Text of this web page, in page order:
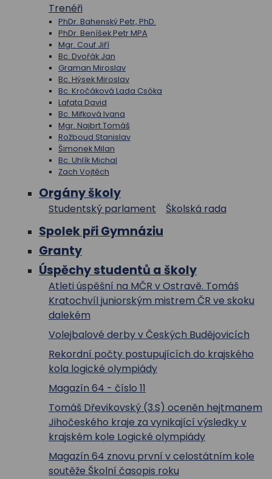
Trenéři
PhDr. Bahenský Petr, PhD.
PhDr. Beníšek Petr MPA
Mgr. Couf Jiří
Bc. Dvořák Jan
Graman Miroslav
Bc. Hýsek Miroslav
Bc. Kročáková Lada Csóka
Lafata David
Bc. Mifková Ivana
Mgr. Najbrt Tomáš
Rožboud Stanislav
Šimonek Milan
Bc. Uhlík Michal
Zach Vojtěch
Orgány školy
Studentský parlament Školská rada
Spolek při Gymnáziu
Granty
Úspěchy studentů a školy
Atleti úspěšní na MČR v Ostravě. Tomáš
Kratochvíl juniorským mistrem ČR ve skoku
dalekém
Volejbalové derby v Českých Budějovicích
Rekordní počty postupujících do krajského
kola logické olympiády
Magazín 64 - číslo 11
Tomáš Dřevikovský (3.S) oceněn hejtmanem
Jihočeského kraje za vynikající výsledky v
krajském kole Logické olympiády
Magazín 64 znovu první v celostátním kole
soutěže Školní časopis roku